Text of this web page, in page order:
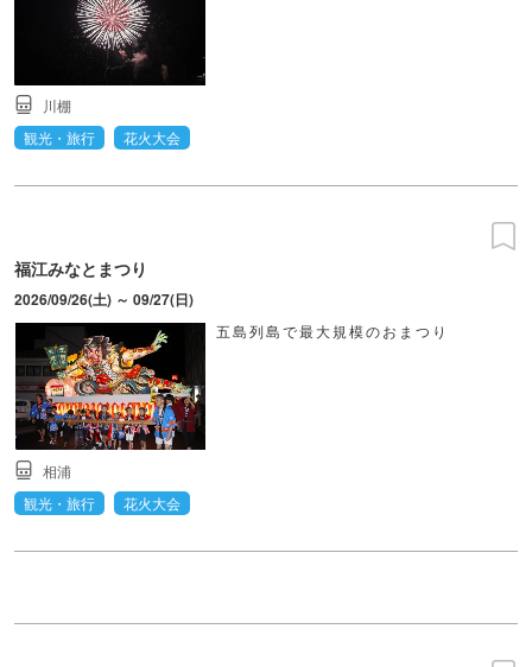
川棚
観光・旅行
花火大会
福江みなとまつり
2026/09/26(土) ～ 09/27(日)
五島列島で最大規模のおまつり
相浦
観光・旅行
花火大会